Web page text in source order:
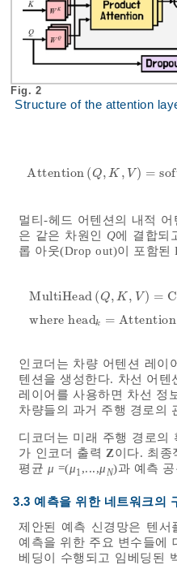
Fig. 2
Structure of the attention
Attention (Q, K , V ) =
AttentionQ,K,V
멀티-헤드 어텐션의 내적
은 같은 차원인 Q에 결합되
롭 아웃(Drop out)이 포함된
MultiHead (Q, K , V ) =
where headk = Attention
인코더는 차량 어텐션 레이
텐션을 생성한다. 차선 어
레이어를 사용하면 차선 정
차량들의 과거 주행 경로의
디코더는 미래 주행 경로
가 인코더 출력 Z이다. 최종
평균 μ =(μ1 ,...,μ N)과 예측
3.3 예측을 위한 네트워크의
제안된 예측 신경망은 텐서
예측을 위한 주요 변수들에
베딩이 수행되고 임베딩된